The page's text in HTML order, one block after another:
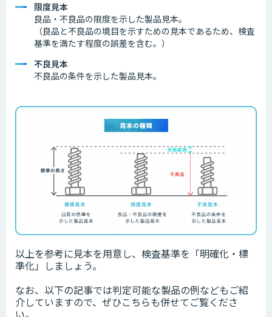
限度見本
良品・不良品の限度を示した製品見本。
（良品と不良品の境目を示すための見本であるため、検査
基準を満たす程度の誤差を含む。）
不良見本
不良品の条件を示した製品見本。
以上を参考に見本を用意し、検査基準を「明確化・標
準化」しましょう。
なお、以下の記事では判定可能な製品の例などもご紹
介していますので、ぜひこちらも併せてご覧くださ
い。